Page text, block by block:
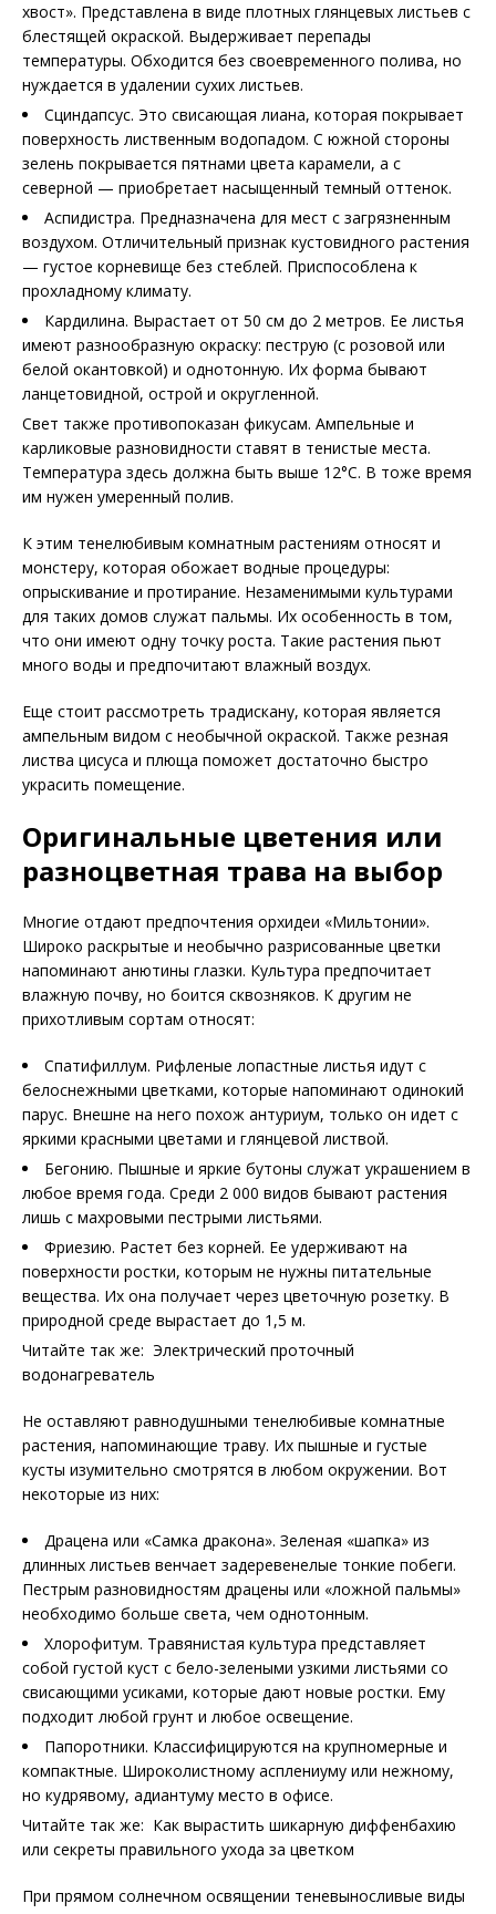
хвост». Представлена в виде плотных глянцевых листьев с
блестящей окраской. Выдерживает перепады
температуры. Обходится без своевременного полива, но
нуждается в удалении сухих листьев.
Сциндапсус. Это свисающая лиана, которая покрывает
поверхность лиственным водопадом. С южной стороны
зелень покрывается пятнами цвета карамели, а с
северной — приобретает насыщенный темный оттенок.
Аспидистра. Предназначена для мест с загрязненным
воздухом. Отличительный признак кустовидного растения
— густое корневище без стеблей. Приспособлена к
прохладному климату.
Кардилина. Вырастает от 50 см до 2 метров. Ее листья
имеют разнообразную окраску: пеструю (с розовой или
белой окантовкой) и однотонную. Их форма бывают
ланцетовидной, острой и округленной.
Свет также противопоказан фикусам. Ампельные и
карликовые разновидности ставят в тенистые места.
Температура здесь должна быть выше 12°С. В тоже время
им нужен умеренный полив.
К этим тенелюбивым комнатным растениям относят и
монстеру, которая обожает водные процедуры:
опрыскивание и протирание. Незаменимыми культурами
для таких домов служат пальмы. Их особенность в том,
что они имеют одну точку роста. Такие растения пьют
много воды и предпочитают влажный воздух.
Еще стоит рассмотреть традискану, которая является
ампельным видом с необычной окраской. Также резная
листва цисуса и плюща поможет достаточно быстро
украсить помещение.
Оригинальные цветения или
разноцветная трава на выбор
Многие отдают предпочтения орхидеи «Мильтонии».
Широко раскрытые и необычно разрисованные цветки
напоминают анютины глазки. Культура предпочитает
влажную почву, но боится сквозняков. К другим не
прихотливым сортам относят:
Спатифиллум. Рифленые лопастные листья идут с
белоснежными цветками, которые напоминают одинокий
парус. Внешне на него похож антуриум, только он идет с
яркими красными цветами и глянцевой листвой.
Бегонию. Пышные и яркие бутоны служат украшением в
любое время года. Среди 2 000 видов бывают растения
лишь с махровыми пестрыми листьями.
Фриезию. Растет без корней. Ее удерживают на
поверхности ростки, которым не нужны питательные
вещества. Их она получает через цветочную розетку. В
природной среде вырастает до 1,5 м.
Читайте так же: Электрический проточный
водонагреватель
Не оставляют равнодушными тенелюбивые комнатные
растения, напоминающие траву. Их пышные и густые
кусты изумительно смотрятся в любом окружении. Вот
некоторые из них:
Драцена или «Самка дракона». Зеленая «шапка» из
длинных листьев венчает задеревенелые тонкие побеги.
Пестрым разновидностям драцены или «ложной пальмы»
необходимо больше света, чем однотонным.
Хлорофитум. Травянистая культура представляет
собой густой куст с бело-зелеными узкими листьями со
свисающими усиками, которые дают новые ростки. Ему
подходит любой грунт и любое освещение.
Папоротники. Классифицируются на крупномерные и
компактные. Широколистному асплениуму или нежному,
но кудрявому, адиантуму место в офисе.
Читайте так же: Как вырастить шикарную диффенбахию
или секреты правильного ухода за цветком
При прямом солнечном освящении теневыносливые виды